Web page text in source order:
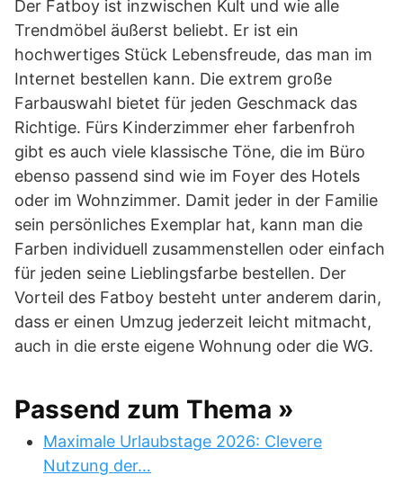
Der Fatboy ist inzwischen Kult und wie alle
Trendmöbel äußerst beliebt. Er ist ein
hochwertiges Stück Lebensfreude, das man im
Internet bestellen kann. Die extrem große
Farbauswahl bietet für jeden Geschmack das
Richtige. Fürs Kinderzimmer eher farbenfroh
gibt es auch viele klassische Töne, die im Büro
ebenso passend sind wie im Foyer des Hotels
oder im Wohnzimmer. Damit jeder in der Familie
sein persönliches Exemplar hat, kann man die
Farben individuell zusammenstellen oder einfach
für jeden seine Lieblingsfarbe bestellen. Der
Vorteil des Fatboy besteht unter anderem darin,
dass er einen Umzug jederzeit leicht mitmacht,
auch in die erste eigene Wohnung oder die WG.
Passend zum Thema »
Maximale Urlaubstage 2026: Clevere
Nutzung der…